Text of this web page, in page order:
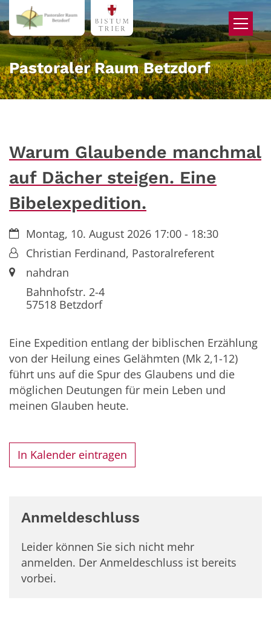
Zum Inhalt springen
Pastoraler Raum Betzdorf
Warum Glaubende manchmal
auf Dächer steigen. Eine
Bibelexpedition.
Datum:Montag, 10. August 2026 17:00 - 18:30
Von:Christian Ferdinand, Pastoralreferent
Ort:nahdran
Bahnhofstr. 2-4
57518Betzdorf
Eine Expedition entlang der biblischen Erzählung
von der Heilung eines Gelähmten (Mk 2,1-12)
führt uns auf die Spur des Glaubens und die
möglichen Deutungen für mein Leben und
meinen Glauben heute.
In Kalender eintragen
Anmeldeschluss
Leider können Sie sich nicht mehr
anmelden. Der Anmeldeschluss ist bereits
vorbei.